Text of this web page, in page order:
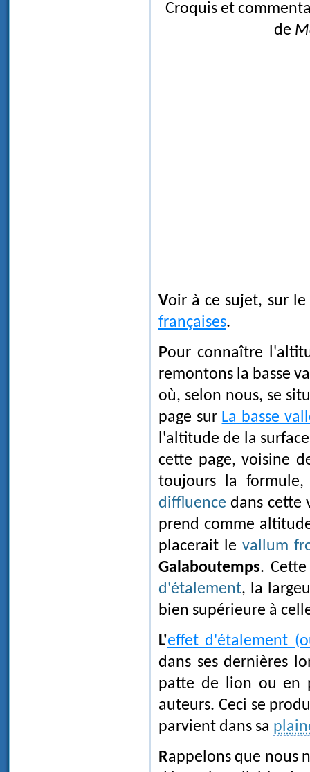
Croquis et
de
Voir à ce sujet, sur
françaises.
Pour connaître
remontons la basse
où, selon nous, se
page sur La basse
l'altitude de la
cette page, voisine
toujours la
diffluence dans cette
prend comme
placerait le vallum
Galaboutemps.
d'étalement, la
bien supérieure à
L'effet d'étalement
dans ses dernières
patte de lion ou en
auteurs. Ceci se
parvient dans sa
Rappelons que